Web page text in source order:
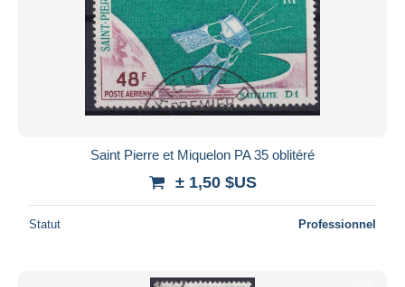
Saint Pierre et Miquelon PA 35 oblitéré
± 1,50 $US
Statut Professionnel